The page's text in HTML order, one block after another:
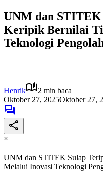
UNM dan STITEK
Keripik Bernilai
Teknologi
Henrik
2 min baca
Oktober 27, 2025Oktober 27,
×
UNM dan STITEK Sulap
Melalui Inovasi Teknologi